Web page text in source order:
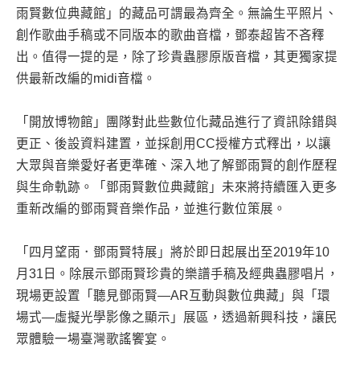
雨賢數位典藏館」的藏品可謂最為齊全。無論生平照片、
創作歌曲手稿或不同版本的歌曲音檔，鄧泰超皆不吝釋
出。值得一提的是，除了珍貴蟲膠原版音檔，其更獨家提
供最新改編的midi音檔。
「開放博物館」團隊對此些數位化藏品進行了資訊除錯與
更正、後設資料建置，並採創用CC授權方式釋出，以讓
大眾與音樂愛好者更準確、深入地了解鄧雨賢的創作歷程
與生命軌跡。「鄧雨賢數位典藏館」未來將持續匯入更多
重新改編的鄧雨賢音樂作品，並進行數位策展。
「四月望雨．鄧雨賢特展」將於即日起展出至2019年10
月31日。除展示鄧雨賢珍貴的樂譜手稿及經典蟲膠唱片，
現場更設置「聽見鄧雨賢—AR互動與數位典藏」與「環
場式—虛擬光學影像之顯示」展區，透過新興科技，讓民
眾體驗一場臺灣歌謠饗宴。